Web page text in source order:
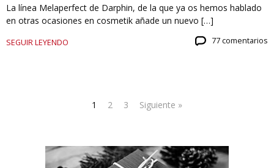
La línea Melaperfect de Darphin, de la que ya os hemos hablado
en otras ocasiones en cosmetik añade un nuevo […]
SEGUIR LEYENDO 77 comentarios
1 2 3 Siguiente »